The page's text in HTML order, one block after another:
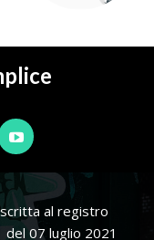
al registro
07 luglio 2021